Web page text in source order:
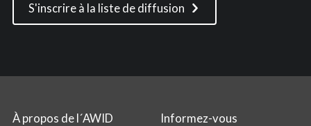
S'inscrire à la liste de diffusion
À propos de l´AWID Informez-vous